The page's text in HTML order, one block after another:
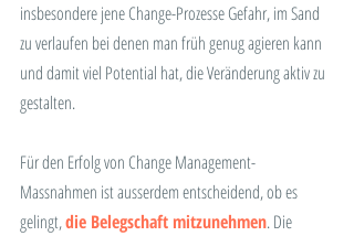
insbesondere jene Change-Prozesse Gefahr, im Sand
zu verlaufen bei denen man früh genug agieren kann
und damit viel Potential hat, die Veränderung aktiv zu
gestalten.
Für den Erfolg von Change Management-
Massnahmen ist ausserdem entscheidend, ob es
gelingt, die Belegschaft mitzunehmen. Die